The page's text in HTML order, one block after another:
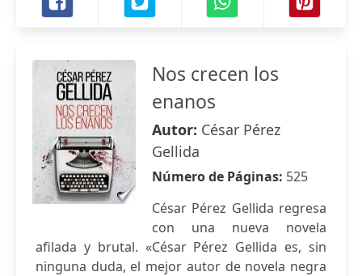
Nos crecen los
enanos
Autor: César Pérez
Gellida
Número de Páginas: 525
César Pérez Gellida regresa
con una nueva novela
afilada y brutal. «César Pérez Gellida es, sin
ninguna duda, el mejor autor de novela negra